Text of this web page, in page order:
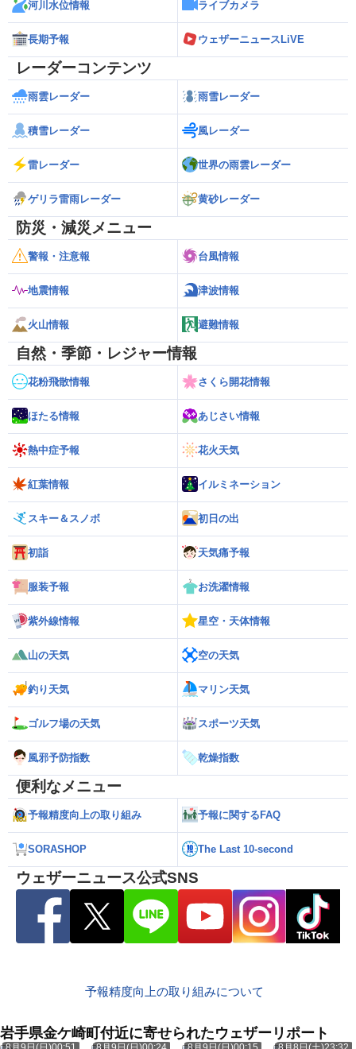
河川水位情報 ライブカメラ
長期予報 ウェザーニュースLiVE
レーダーコンテンツ
雨雲レーダー 雨雪レーダー
積雪レーダー 風レーダー
雷レーダー 世界の雨雲レーダー
ゲリラ雷雨レーダー 黄砂レーダー
防災・減災メニュー
警報・注意報 台風情報
地震情報 津波情報
火山情報 避難情報
自然・季節・レジャー情報
花粉飛散情報 さくら開花情報
ほたる情報 あじさい情報
熱中症予報 花火天気
紅葉情報 イルミネーション
スキー＆スノボ 初日の出
初詣 天気痛予報
服装予報 お洗濯情報
紫外線情報 星空・天体情報
山の天気 空の天気
釣り天気 マリン天気
ゴルフ場の天気 スポーツ天気
風邪予防指数 乾燥指数
便利なメニュー
予報精度向上の取り組み 予報に関するFAQ
SORASHOP The Last 10-second
ウェザーニュース公式SNS
予報精度向上の取り組みについて
岩手県金ケ崎町付近に寄せられたウェザーリポート